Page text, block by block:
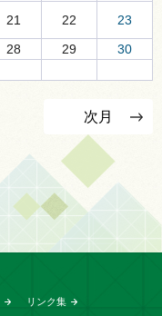
21 22
23
28 29
30
次月
リンク集